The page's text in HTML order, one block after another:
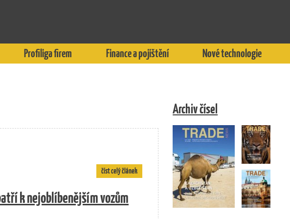
Profiliga firem Finance a pojištění Nové technologie
číst celý článek
k nejoblíbenějším vozům
Archiv čísel